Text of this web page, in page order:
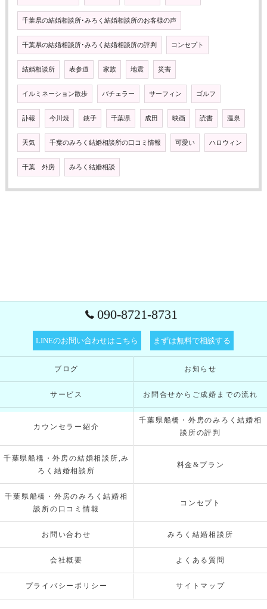
千葉県の結婚相談所･みろく結婚相談所のお客様の声
千葉県の結婚相談所･みろく結婚相談所の評判 コンセプト
結婚相談所 表参道 家族 地震 災害
イルミネーション散歩 バチェラー サーフィン ゴルフ
訃報 今川焼 銚子 千葉県 成田 映画 読書 温泉
天気 千葉のみろく結婚相談所の口コミ情報 可愛い ハロウィン
千葉 外房 みろく結婚相談
090-8721-8731
LINEのお問い合わせはこちら まずは無料で相談する
ブログ お知らせ
サービス お問合せからご成婚までの流れ
カウンセラー紹介
千葉県船橋・外房のみろく結婚相
談所の評判
千葉県船橋・外房の結婚相談所,み
ろく結婚相談所
料金&プラン
千葉県船橋・外房のみろく結婚相
談所の口コミ情報
コンセプト
お問い合わせ みろく結婚相談所
会社概要 よくある質問
プライバシーポリシー サイトマップ